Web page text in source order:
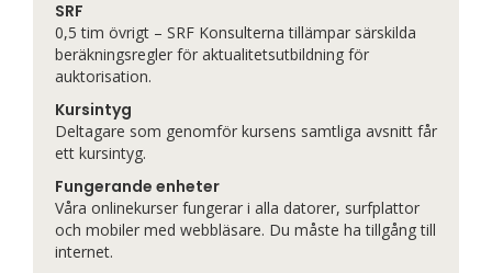
SRF
0,5 tim övrigt – SRF Konsulterna tillämpar särskilda
beräkningsregler för aktualitetsutbildning för
auktorisation.
Kursintyg
Deltagare som genomför kursens samtliga avsnitt får
ett kursintyg.
Fungerande enheter
Våra onlinekurser fungerar i alla datorer, surfplattor
och mobiler med webbläsare. Du måste ha tillgång till
internet.